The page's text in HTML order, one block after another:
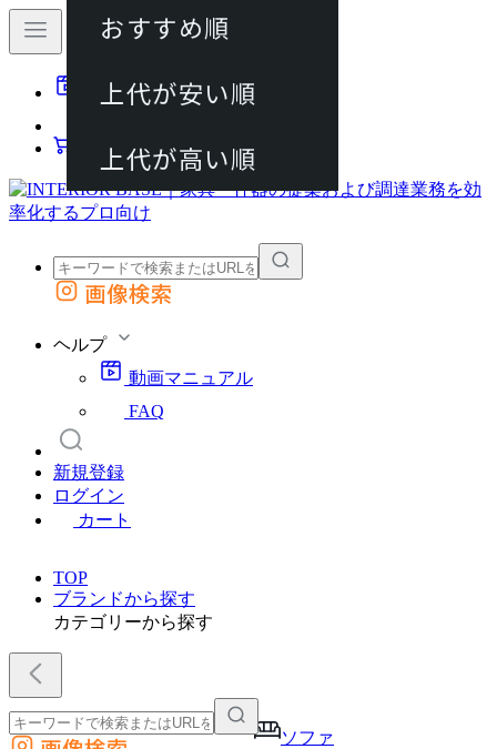
動画マニュアル
カート
外部サイトの商品をカートに追加
画像検索
ヘルプ
動画マニュアル
FAQ
新規登録
ログイン
カート
TOP
ブランドから探す
カテゴリーから探す
ソファ
おすすめ順
上代が安い順
上代が高い順